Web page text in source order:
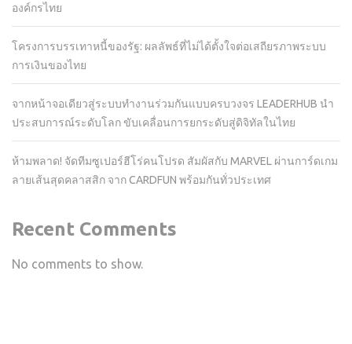
องค์กรไทย
โครงการบรรเทาหนี้ของรัฐ: ผลลัพธ์ที่ไม่ได้ตั้งใจต่อเสถียรภาพระบบ
การเงินของไทย
จากหน้าจอเดียวสู่ระบบทำงานร่วมกันแบบครบวงจร LEADERHUB นำ
ประสบการณ์ระดับโลก ขับเคลื่อนการยกระดับสู่ดิจิทัลในไทย
ห้ามพลาด! จัดทีมซูเปอร์ฮีโร่คนโปรด สัมผัสกับ MARVEL ผ่านการ์ดเกม
ลายเส้นสุดคลาสสิก จาก CARDFUN พร้อมกันทั่วประเทศ
Recent Comments
No comments to show.